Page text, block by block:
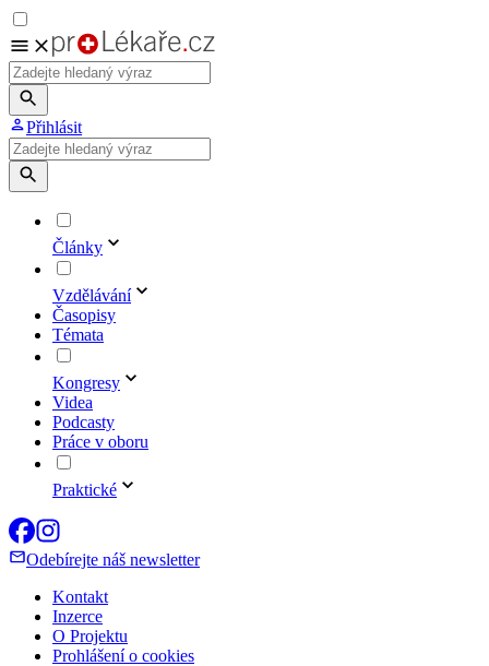
Přihlásit
Články
Vzdělávání
Časopisy
Témata
Kongresy
Videa
Podcasty
Práce v oboru
Praktické
Odebírejte náš newsletter
Kontakt
Inzerce
O Projektu
Prohlášení o cookies